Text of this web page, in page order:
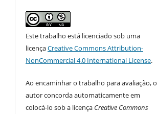
Este trabalho está licenciado sob uma
licençaCreative Commons Attribution-
NonCommercial 4.0 International License.
Ao encaminhar o trabalho para avaliação, o
autor concorda automaticamente em
colocá-lo sob a licença Creative Commons